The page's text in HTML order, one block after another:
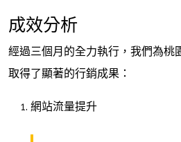
成效分析
經過三個月的全力執行，我們為桃
取得了顯著的行銷成果：
網站流量提升